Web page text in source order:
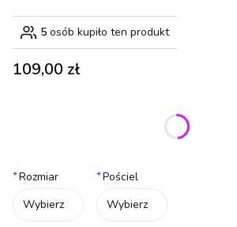
5 osób kupiło ten produkt
Cena
109,00 zł
Poszczególne warianty mogą różnić się ceną
*Rozmiar
Wybierz
*Pościel
Wybierz